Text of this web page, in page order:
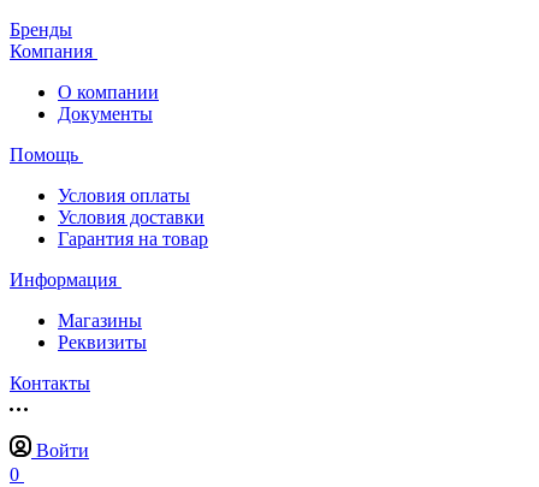
Бренды
Компания
О компании
Документы
Помощь
Условия оплаты
Условия доставки
Гарантия на товар
Информация
Магазины
Реквизиты
Контакты
Войти
0